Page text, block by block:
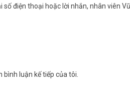
điện thoại hoặc lời nhắn, nhân viên
luận kế tiếp của tôi.